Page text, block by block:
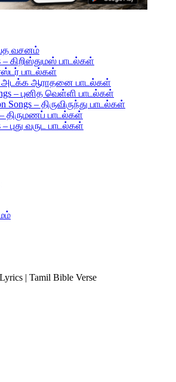
வசனம்
– கிறிஸ்துமஸ் பாடல்கள்
பாடல்கள்
– அடக்க ஆராதனை பாடல்கள்
– புனித வெள்ளி பாடல்கள்
Songs – திருவிருந்து பாடல்கள்
– திருமணப் பாடல்கள்
– புது வருட பாடல்கள்
| Tamil Bible Verse